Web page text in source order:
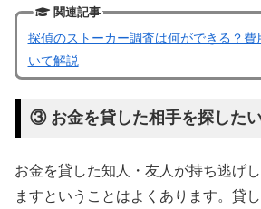
関連記事
探偵のストーカー調査は何ができる？費
いて解説
③ お金を貸した相手を探した
お金を貸した知人・友人が持ち逃げ
ますということはよくあります。貸